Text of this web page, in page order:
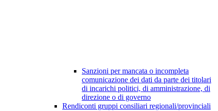
Sanzioni per mancata o incompleta
comunicazione dei dati da parte dei titolari
di incarichi politici, di amministrazione, di
direzione o di governo
Rendiconti gruppi consiliari regionali/provinciali